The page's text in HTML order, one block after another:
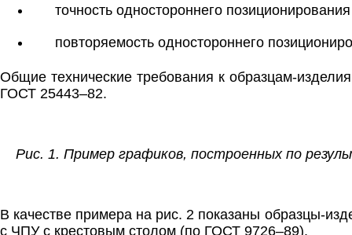
точность одностороннего
повторяемость одностороннего
Общие технические требования к образцам-
ГОСТ 25443–82.
Рис. 1. Пример графиков, построенных по
В качестве примера на рис. 2 показаны образцы-
с ЧПУ с крестовым столом (по ГОСТ 9726–89).